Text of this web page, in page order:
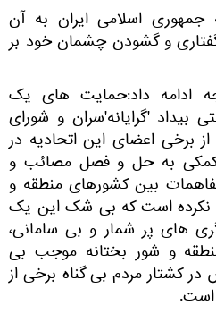
جمهوری اسلامی ایران به آن
و گشودن چشمان خود بر
ادامه داد:حمایت های یک
بیداد 'گرایانه'سران و شورای
برخی اعضای این اتحادیه در
کمکی به حل و فصل مصائب و
بین کشورهای منطقه و
نکرده است که بی شک این یک
های پر شمار و بی سامانی،
و شور بختانه موجب بی
کشتار مردم بی گناه برخی از